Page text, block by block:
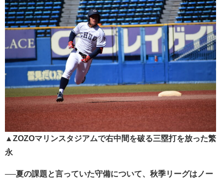
▲ZOZOマリンスタジアムで右中間を破る三塁打を放った繁
永
──夏の課題と言っていた守備について、秋季リーグはノー